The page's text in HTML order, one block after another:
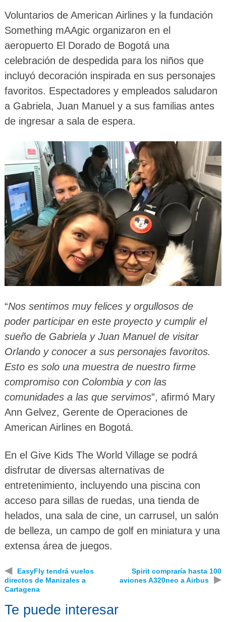
Voluntarios de American Airlines y la fundación
Something mAAgic organizaron en el
aeropuerto El Dorado de Bogotá una
celebración de despedida para los niños que
incluyó decoración inspirada en sus personajes
favoritos. Espectadores y empleados saludaron
a Gabriela, Juan Manuel y a sus familias antes
de ingresar a sala de espera.
“Nos sentimos muy felices y orgullosos de
poder participar en este proyecto y cumplir el
sueño de Gabriela y Juan Manuel de visitar
Orlando y conocer a sus personajes favoritos.
Esto es solo una muestra de nuestro firme
compromiso con Colombia y con las
comunidades a las que servimos”, afirmó Mary
Ann Gelvez, Gerente de Operaciones de
American Airlines en Bogotá.
En el Give Kids The World Village se podrá
disfrutar de diversas alternativas de
entretenimiento, incluyendo una piscina con
acceso para sillas de ruedas, una tienda de
helados, una sala de cine, un carrusel, un salón
de belleza, un campo de golf en miniatura y una
extensa área de juegos.
◀
EasyFly tendrá vuelos
directos de Manizales a
Cartagena
Spirit compraría hasta 100
aviones A320neo a Airbus
▶
Te puede interesar